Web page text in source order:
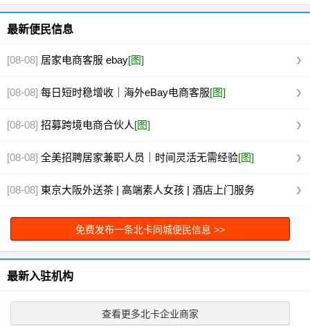
最新便民信息
[08-08] 居家电商客服 ebay[图]
[08-08] 每日短时稳增收｜海外eBay电商客服[图]
[08-08] 招募跨境电商合伙人[图]
[08-08] 全美招聘居家兼职人员｜时间灵活无需经验[图]
[08-08] 東京大阪外送茶 | 高端素人女孩 | 酒店上门服务
TG@YL[图]
免费发布一条北卡同城便民信息 >>
最新入驻机构
查看更多北卡企业商家